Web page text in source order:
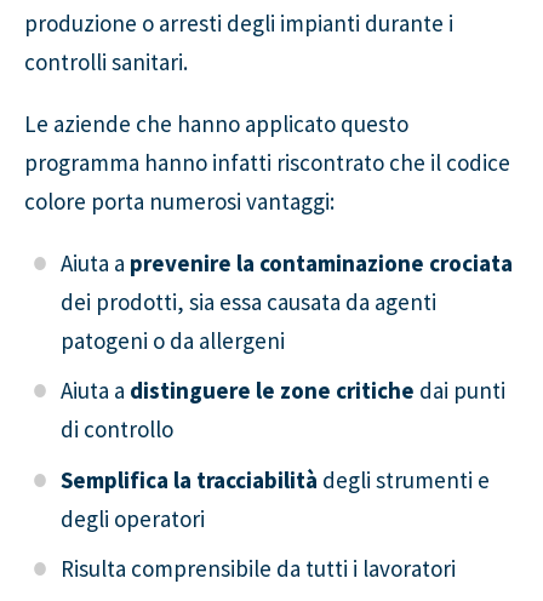
produzione o arresti degli impianti durante i
controlli sanitari.
Le aziende che hanno applicato questo
programma hanno infatti riscontrato che il codice
colore porta numerosi vantaggi:
Aiuta a prevenire la contaminazione crociata
dei prodotti, sia essa causata da agenti
patogeni o da allergeni
Aiuta a distinguere le zone critiche dai punti
di controllo
Semplifica la tracciabilità degli strumenti e
degli operatori
Risulta comprensibile da tutti i lavoratori